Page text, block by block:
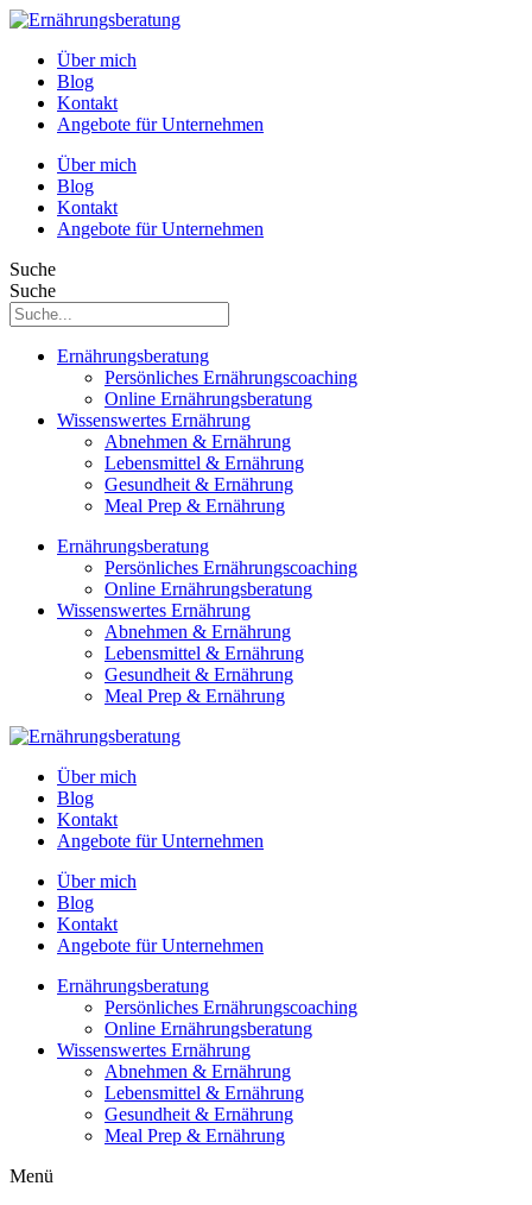
Über mich
Blog
Kontakt
Angebote für Unternehmen
Über mich
Blog
Kontakt
Angebote für Unternehmen
Suche
Suche
Ernährungsberatung
Persönliches Ernährungscoaching
Online Ernährungsberatung
Wissenswertes Ernährung
Abnehmen & Ernährung
Lebensmittel & Ernährung
Gesundheit & Ernährung
Meal Prep & Ernährung
Ernährungsberatung
Persönliches Ernährungscoaching
Online Ernährungsberatung
Wissenswertes Ernährung
Abnehmen & Ernährung
Lebensmittel & Ernährung
Gesundheit & Ernährung
Meal Prep & Ernährung
Über mich
Blog
Kontakt
Angebote für Unternehmen
Über mich
Blog
Kontakt
Angebote für Unternehmen
Ernährungsberatung
Persönliches Ernährungscoaching
Online Ernährungsberatung
Wissenswertes Ernährung
Abnehmen & Ernährung
Lebensmittel & Ernährung
Gesundheit & Ernährung
Meal Prep & Ernährung
Menü